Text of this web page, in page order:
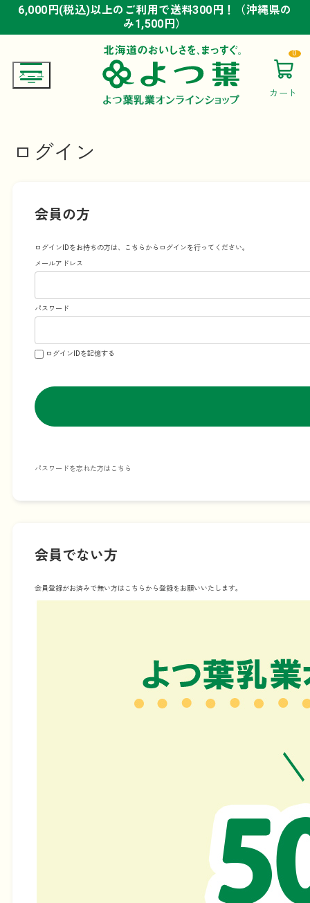
6,000円(税込)以上のご利用で送料300円！（沖縄県の
み1,500円）
6,000円(税込)以上のご利用で送料300円！（沖縄県の
み1,500円）
6,000円(税込)以上のご利用で送料300円！（沖縄県の
み1,500円）
カート
0
ログイン
会員の方
ログインIDをお持ちの方は、こちらからログインを行ってください。
メールアドレス
パスワード
ログインIDを記憶する
パスワードを忘れた方はこちら
会員でない方
会員登録がお済みで無い方はこちらから登録をお願いいたします。